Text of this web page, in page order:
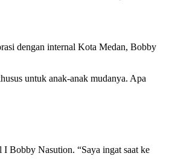
dengan internal Kota Medan, Bobby
untuk anak-anak mudanya. Apa
I Bobby Nasution. “Saya ingat saat ke